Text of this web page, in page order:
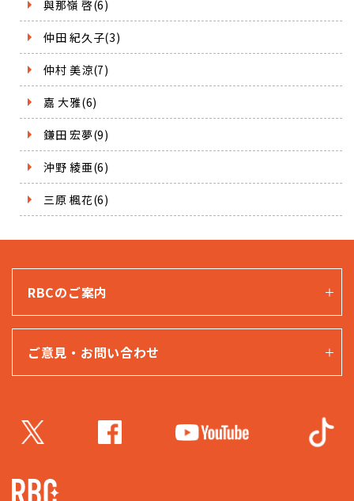
與那嶺 啓(6)
仲田 紀久子(3)
仲村 美涼(7)
嘉 大雅(6)
鎌田 宏夢(9)
沖野 綾亜(6)
三原 楓花(6)
RBCのご案内
ご意見・お問い合わせ